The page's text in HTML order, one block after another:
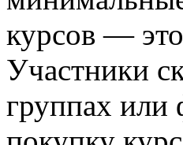
курсов —
Участники
группах или